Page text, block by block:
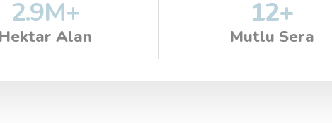
Hektar Alan
2.9M+
Mutlu Sera
12+